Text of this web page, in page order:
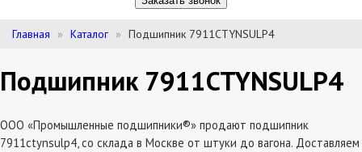
Главная Каталог Подшипник 7911CTYNSULP4
Подшипник 7911CTYNSULP4
ООО «Промышленные подшипники®» продают подшипник
7911ctynsulp4, со склада в Москве от штуки до вагона. Доставляем